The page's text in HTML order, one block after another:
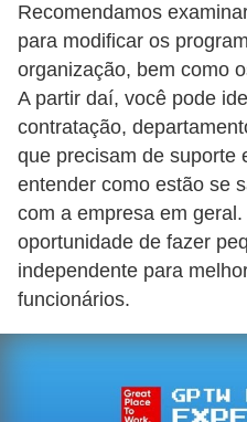
Recomendamos
para modificar os
organização, bem como
A partir daí, você pode
contratação,
que precisam de suporte
entender como estão se
com a empresa em
oportunidade de fazer
independente para
funcionários.